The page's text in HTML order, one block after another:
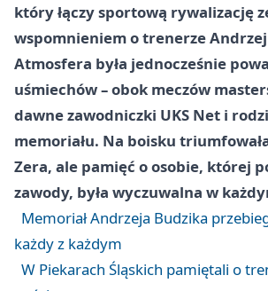
który łączy sportową rywalizację
wspomnieniem o trenerze
Atmosfera była jednocześnie
uśmiechów – obok meczów
dawne zawodniczki UKS Net i
memoriału. Na boisku
Zera, ale pamięć o osobie, której
zawody, była wyczuwalna w
Memoriał Andrzeja Budzika
każdy z każdym
W Piekarach Śląskich pamiętali o